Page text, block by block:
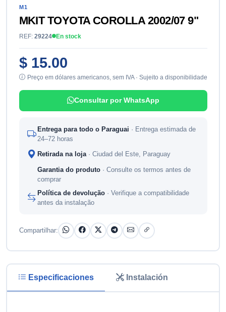
M1
MKIT TOYOTA COROLLA 2002/07 9"
REF: 29224 En stock
$ 15.00
Preço em dólares americanos, sem IVA · Sujeito a disponibilidade
Consultar por WhatsApp
Entrega para todo o Paraguai · Entrega estimada de
24–72 horas
Retirada na loja · Ciudad del Este, Paraguay
Garantia do produto · Consulte os termos antes de
comprar
Política de devolução · Verifique a compatibilidade
antes da instalação
Compartilhar:
Especificaciones Instalación